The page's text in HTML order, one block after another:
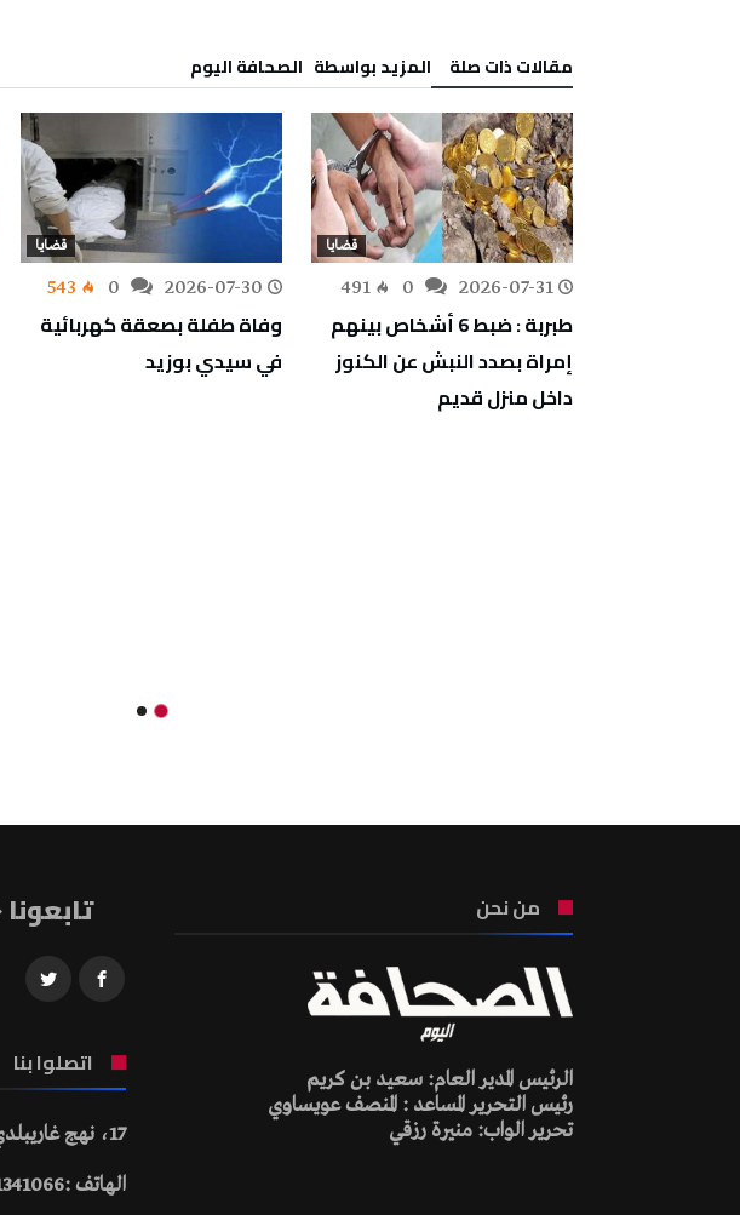
‫مقالات ذات صلة‬ ‫‫المزيد بواسطة‬ ‬ ‭ ‬الصحافة‭ ‬اليوم
قضايا
2026-07-31
491
طبربة : ضبط 6 أشخاص بينهم
إمراة بصدد النبش عن الكنوز
داخل منزل قديم
قضايا
2026-07-30
543
وفاة طفلة بصعقة كهربائية
في سيدي بوزيد
من نحن
الرئيس المدير العام: سعيد بن كريم
رئيس التحرير المساعد : المنصف عويساوي
تحرير الواب: منيرة رزقي
تابعونا
اتصلوا بنا
17، نهج غاريبلدي ـ 1007 تونس
الهاتف :71341066 – 71335025 – 71336386